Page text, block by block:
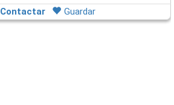
Contactar Guardar